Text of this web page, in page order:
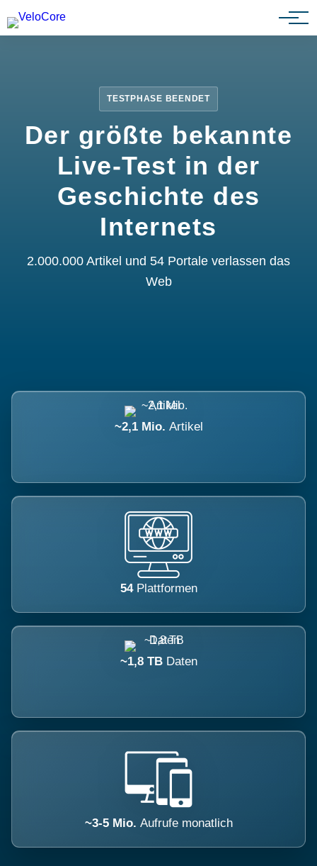
Partnerprogramm
TESTPHASE BEENDET
Der größte bekannte
Live-Test in der
Geschichte des
Internets
2.000.000 Artikel und 54 Portale verlassen das
Web
~2,1 Mio. Artikel
54 Plattformen
~1,8 TB Daten
~3-5 Mio. Aufrufe monatlich